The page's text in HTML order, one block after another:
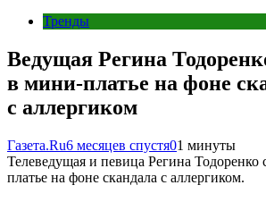
Тренды
Ведущая Регина
в мини-платье на фоне
с аллергиком
Газета.Ru6 месяцев спустя01 минуты
Телеведущая и певица Регина Тодоренко
платье на фоне скандала с аллергиком.